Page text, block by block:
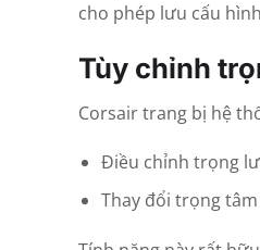
cho phép lưu cấu
Tùy chỉnh
Corsair trang bị hệ
Điều chỉnh trọng
Thay đổi trọng